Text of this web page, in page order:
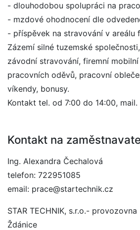
- dlouhodobou spolupráci na
- mzdové ohodnocení dle
- příspěvek na stravování v areálu
Zázemí silné tuzemské
závodní stravování, firemní
pracovních oděvů, pracovní
víkendy, bonusy.
Kontakt tel. od 7:00 do 14:00, mail.
Kontakt na
Ing. Alexandra Čechalová
telefon: 722951085
email: prace@startechnik.cz
STAR TECHNIK, s.r.o.- provozovna
Ždánice